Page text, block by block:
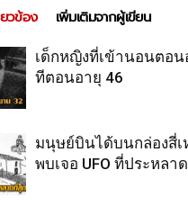
วข้อง เพิ่มเติมจากผู้เขียน
เด็กหญิงที่เข้านอนตอ
ทีตอนอายุ 46
มนุษย์บินได้บนกล่องสี่
พบเจอ UFO ที่ประหลา